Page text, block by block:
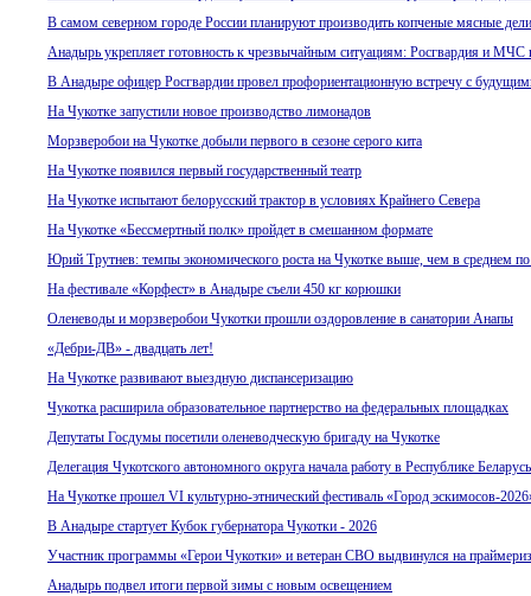
В самом северном городе России планируют производить копченые мясные
Анадырь укрепляет готовность к чрезвычайным ситуациям: Росгвардия и МЧС
В Анадыре офицер Росгвардии провел профориентационную встречу с
На Чукотке запустили новое производство лимонадов
Морзверобои на Чукотке добыли первого в сезоне серого кита
На Чукотке появился первый государственный театр
На Чукотке испытают белорусский трактор в условиях Крайнего Севера
На Чукотке «Бессмертный полк» пройдет в смешанном формате
Юрий Трутнев: темпы экономического роста на Чукотке выше, чем в среднем
На фестивале «Корфест» в Анадыре съели 450 кг корюшки
Оленеводы и морзверобои Чукотки прошли оздоровление в санатории Анапы
«Дебри-ДВ» - двадцать лет!
На Чукотке развивают выездную диспансеризацию
Чукотка расширила образовательное партнерство на федеральных площадках
Депутаты Госдумы посетили оленеводческую бригаду на Чукотке
Делегация Чукотского автономного округа начала работу в Республике Беларусь
На Чукотке прошел VI культурно-этнический фестиваль «Город эскимосов-
В Анадыре стартует Кубок губернатора Чукотки - 2026
Участник программы «Герои Чукотки» и ветеран СВО выдвинулся на
Анадырь подвел итоги первой зимы с новым освещением